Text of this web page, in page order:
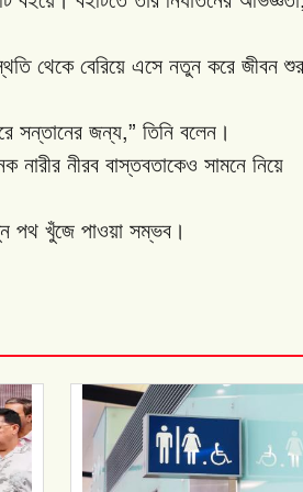
থেকে বেরিয়ে এসে নতুন করে জীবন
সন্তানের জন্য,” তিনি বলেন।
নারীর নীরব বাস্তবতাকেও সামনে নিয়ে
পথ খুঁজে পাওয়া সম্ভব।